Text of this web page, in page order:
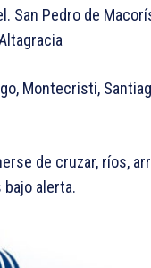
San Pedro de
Montecristi,
de cruzar, ríos,
alerta.